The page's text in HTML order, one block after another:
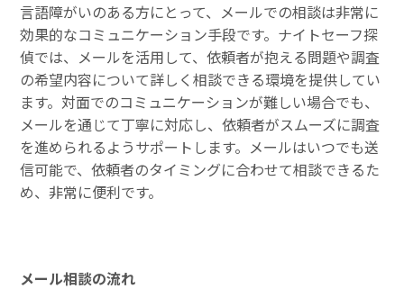
言語障がいのある方にとって、メールでの相談は非常に
効果的なコミュニケーション手段です。ナイトセーフ探
偵では、メールを活用して、依頼者が抱える問題や調査
の希望内容について詳しく相談できる環境を提供してい
ます。対面でのコミュニケーションが難しい場合でも、
メールを通じて丁寧に対応し、依頼者がスムーズに調査
を進められるようサポートします。メールはいつでも送
信可能で、依頼者のタイミングに合わせて相談できるた
め、非常に便利です。
メール相談の流れ